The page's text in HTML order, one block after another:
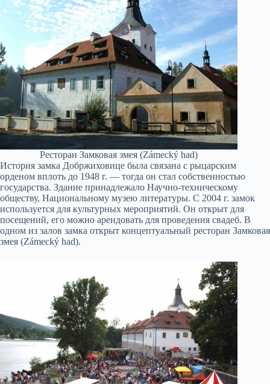
Ресторан Замковая змея (Zámecký had)
История замка Добржиховице была связана с рыцарским
орденом вплоть до 1948 г. — тогда он стал собственностью
государства. Здание принадлежало Научно-техническому
обществу, Национальному музею литературы. С 2004 г. замок
используется для культурных мероприятий. Он открыт для
посещений, его можно арендовать для проведения свадеб. В
одном из залов замка открыт концептуальный ресторан Замковая
змея (Zámecký had).